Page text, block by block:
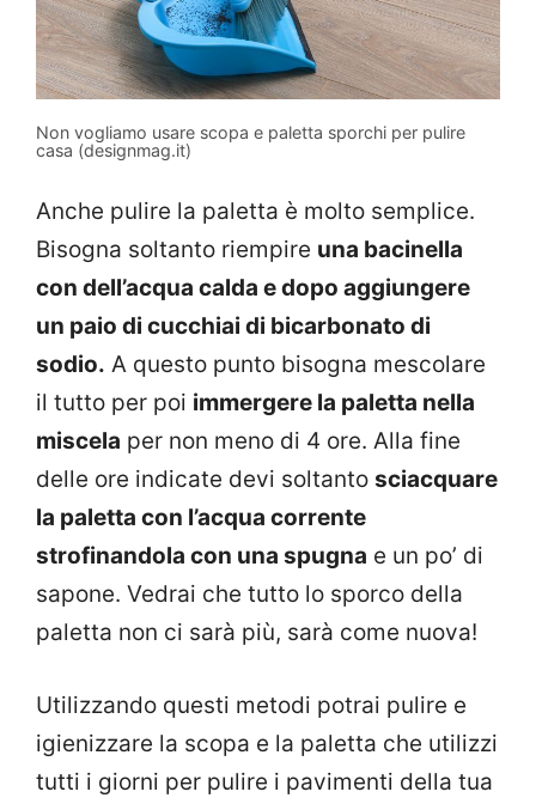
Non vogliamo usare scopa e paletta sporchi per pulire
casa (designmag.it)
Anche pulire la paletta è molto semplice.
Bisogna soltanto riempire una bacinella
con dell’acqua calda e dopo aggiungere
un paio di cucchiai di bicarbonato di
sodio. A questo punto bisogna mescolare
il tutto per poi immergere la paletta nella
miscela per non meno di 4 ore. Alla fine
delle ore indicate devi soltanto sciacquare
la paletta con l’acqua corrente
strofinandola con una spugna e un po’ di
sapone. Vedrai che tutto lo sporco della
paletta non ci sarà più, sarà come nuova!
Utilizzando questi metodi potrai pulire e
igienizzare la scopa e la paletta che utilizzi
tutti i giorni per pulire i pavimenti della tua